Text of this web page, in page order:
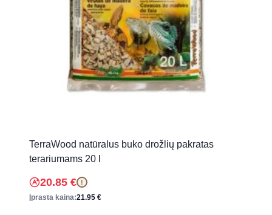
TerraWood natūralus buko drožlių pakratas
terariumams 20 l
20.85 € !
Įprasta kaina:21.95 €